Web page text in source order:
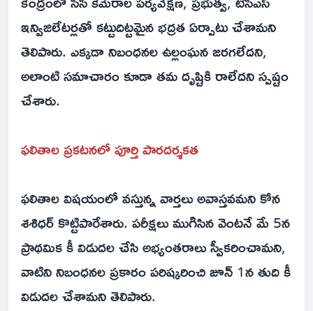
ఇన్విజిలేటర్లతో కట్టుదిట్టమైన భద్రత ఏర్పాటు చేశామని
తెలిపారు. ఎక్కడా నిబంధనల ఉల్లంఘన జరగలేదని,
అలాంటి సమాచారం కూడా తమ దృష్టికి రాలేదని స్పష్టం
చేశారు.
ఫలితాల ప్రకటనలో పూర్తి పారదర్శకత
ఫలితాల విషయంలో వస్తున్న వార్తలు అవాస్తవమని కోన
శశిధర్ కొట్టిపారేశారు. పరీక్షలు ముగిసిన వెంటనే మే 5న
ప్రాథమిక కీ విడుదల చేసి అభ్యంతరాలు స్వీకరించామని,
వాటిని నిబంధనల ప్రకారం పరిష్కరించి జూన్ 1న తుది కీ
విడుదల చేశామని తెలిపారు.